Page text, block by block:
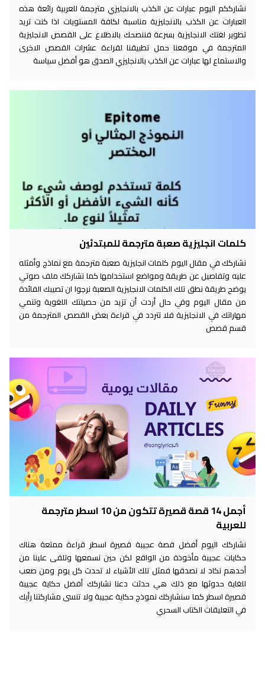
نشارككم اليوم عبارات عن الكذب بالانجليزي مترجمة للعربية رائعة هذه
العبارات عن الكذب بالانجليزية مناسبة لكافة المستويات اذا كنت تريد
تطوير لغتك الانجليزية بسرعة فننصحك بالاطلاع على القصص الانجليزية
المترجمة في موقعنا حمل تطبيقنا لقراءة عشرات القصص الاخرى
والاستماع لها عبارات عن الكذب بالانجليزي الصدق هو أفضل سياسة
كلمات انجليزية صعبة مترجمة للمبتدئين
نشاركك في مقال اليوم كلمات انجليزية صعبة مترجمة مع نماذج وأمثله
عليه وتفاصيل عن طريقة ومواضع استخدامها كما نشاركك ملف صوتي
يوضح طريقة نطق تلك الكلمات الانجليزية الصعبة نرجوا ان تصيبك الفائدة
من مقال اليوم وفي حال أردت أن تزيد من حصيلتك اللغوية وتنمي
مهاراتك في الانجليزية فلا تتردد في قراءة بعض القصص المترجمة من
قسم قصص
أجمل 14 قصة قصيرة تتكون من 10 اسطر مترجمة
للعربية
نشاركك اليوم أفضل قصة عجيبة قصيرة اسطر قراءة ممتعة هناك
حكايات عجيبة مأخوذة من الواقع لكن حين نسمعها وتلقى علينا من
أحدهم نكاد لا نصدقها فمثل تلك الأشياء لا تحدث كل يوم ومن صعب
للغاية حدوثها مع ذلك هي حدثت دعنا نشاركك أفضل حكاية عجيبة
قصيرة اسطر كما سنشاركك نموذج حكاية عجيبة ولا تنسى مشاركتنا رأيك
في التعليقات الكتاب السحري